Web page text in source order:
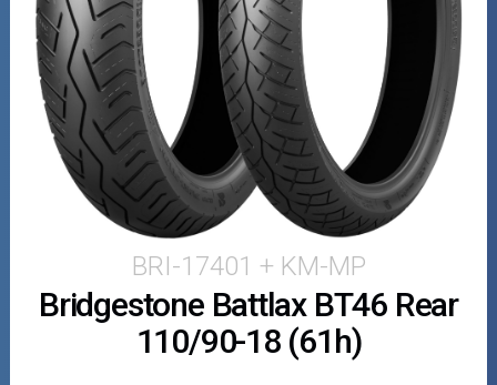
Mönkijän osat
Puutarha ja metsä
Ajovarusteet
Nastarenkaat
Renkaat ja vanteet
Öljyt ja kemikaalit
BRI-17401 + KM-MP
Bridgestone Battlax BT46 Rear
110/90-18 (61h)